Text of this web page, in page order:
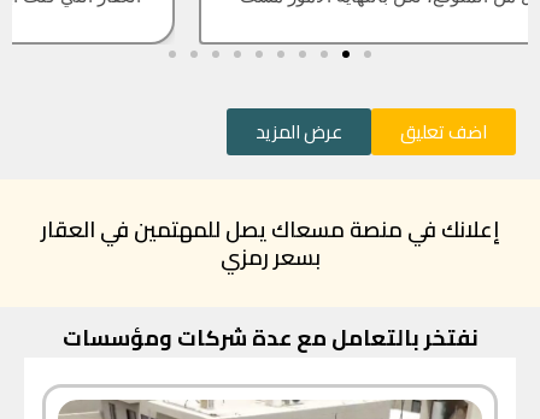
اضف تعليق عرض المزيد
إعلانك في منصة مسعاك يصل للمهتمين في العقار
بسعر رمزي
نفتخر بالتعامل مع عدة شركات ومؤسسات